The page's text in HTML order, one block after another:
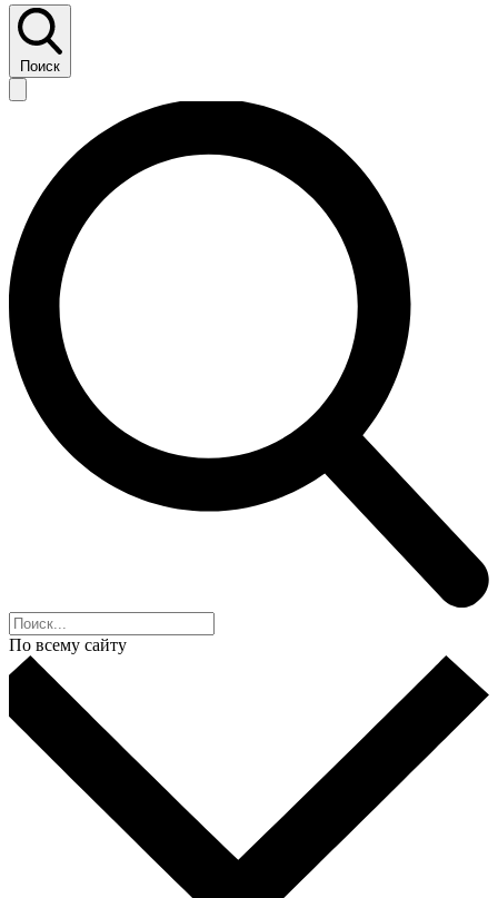
Поиск
По всему сайту